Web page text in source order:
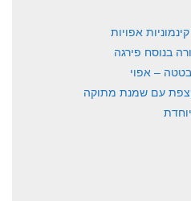
אפויות
בנוסח פירגה
– אפוי
עם שמנת מתוקה